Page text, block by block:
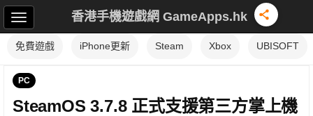
香港手機遊戲網 GameApps.hk
免費遊戲 iPhone更新 Steam Xbox UBISOFT
PC
SteamOS 3.7.8 正式支援第三方掌上機